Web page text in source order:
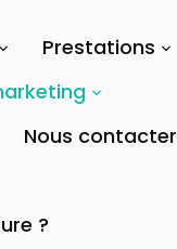
Prestations
Nous contacter
?